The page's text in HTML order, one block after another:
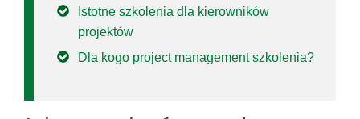
Istotne szkolenia dla kierowników
projektów
Dla kogo project management szkolenia?